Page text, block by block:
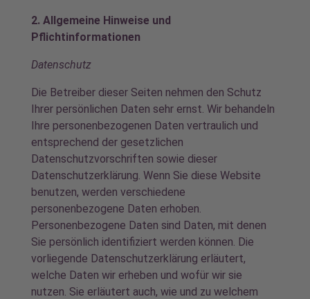
2. Allgemeine Hinweise und
Pflichtinformationen
Datenschutz
Die Betreiber dieser Seiten nehmen den Schutz
Ihrer persönlichen Daten sehr ernst. Wir behandeln
Ihre personenbezogenen Daten vertraulich und
entsprechend der gesetzlichen
Datenschutzvorschriften sowie dieser
Datenschutzerklärung. Wenn Sie diese Website
benutzen, werden verschiedene
personenbezogene Daten erhoben.
Personenbezogene Daten sind Daten, mit denen
Sie persönlich identifiziert werden können. Die
vorliegende Datenschutzerklärung erläutert,
welche Daten wir erheben und wofür wir sie
nutzen. Sie erläutert auch, wie und zu welchem